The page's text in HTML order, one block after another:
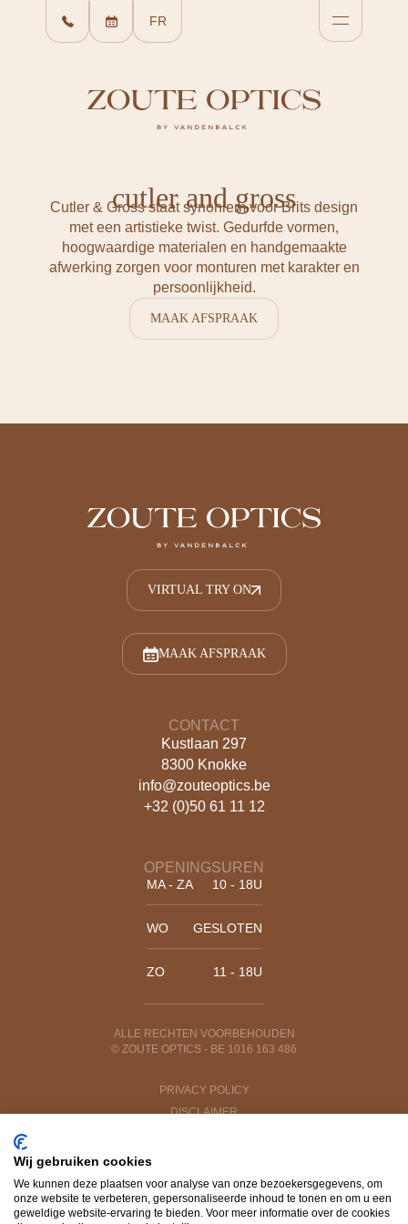
FR
cutler and gross
Cutler & Gross staat synoniem voor Brits design
met een artistieke twist. Gedurfde vormen,
hoogwaardige materialen en handgemaakte
afwerking zorgen voor monturen met karakter en
persoonlijkheid.
MAAK AFSPRAAK
VIRTUAL TRY ON
MAAK AFSPRAAK
CONTACT
Kustlaan 297
8300 Knokke
info@zouteoptics.be
+32 (0)50 61 11 12
OPENINGSUREN
MA- ZA 10 - 18U
WO GESLOTEN
ZO 11 - 18U
ALLE RECHTEN VOORBEHOUDEN
© ZOUTE OPTICS - BE 1016 163 486
PRIVACY POLICY
DISCLAIMER
WEBSITE BY
MONOCLE
BRILLEN
GLAZEN
OPTOMETRIE
OVER ONS
VIRTUAL TRY ON
Wij gebruiken cookies
We kunnen deze plaatsen voor analyse van onze bezoekersgegevens, om
onze website te verbeteren, gepersonaliseerde inhoud te tonen en om u een
geweldige website-ervaring te bieden. Voor meer informatie over de cookies